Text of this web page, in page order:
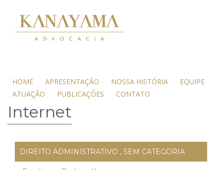
HOME APRESENTAÇÃO NOSSA HISTÓRIA
EQUIPE
ATUAÇÃO
PUBLICAÇÕES CONTATO
Internet
DIREITO ADMINISTRATIVO , SEM CATEGORIA